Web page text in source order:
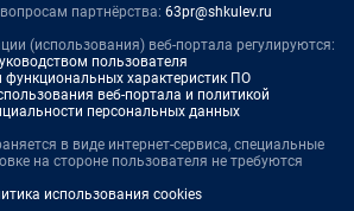
партнёрства: 63pr@shkulev.ru
(использования) веб-портала регулируются:
пользователя
функциональных характеристик ПО
веб-портала и политикой
персональных данных
в виде интернет-сервиса, специальные
на стороне пользователя не требуются
использования cookies